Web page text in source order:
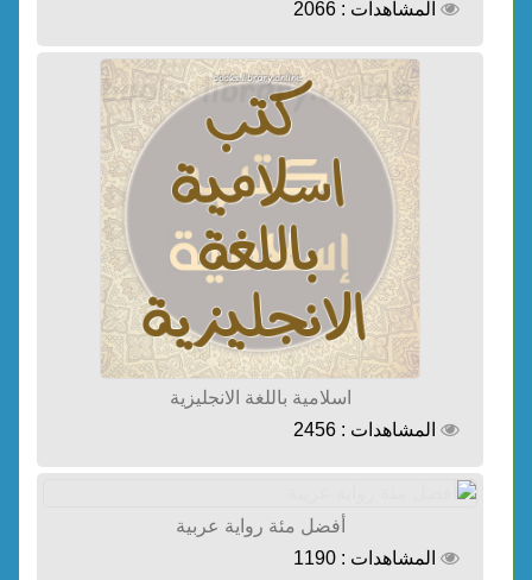
المشاهدات : 2066
اسلامية باللغة الانجليزية
المشاهدات : 2456
أفضل مئة رواية عربية
المشاهدات : 1190